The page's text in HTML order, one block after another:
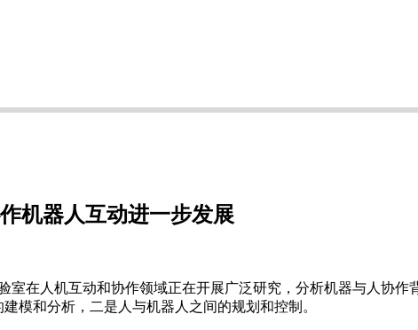
机器人互动进一步发展
验室在人机互动和协作领域正在开展广泛研究，分析机器与人协
模和分析，二是人与机器人之间的规划和控制。